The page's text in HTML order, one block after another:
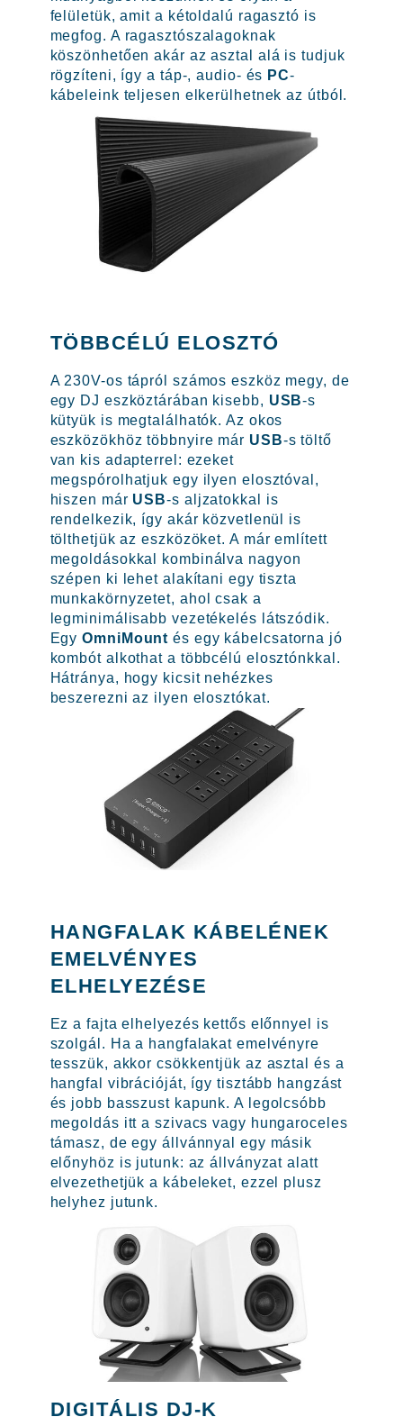
felületük, amit a kétoldalú ragasztó is
megfog. A ragasztószalagoknak
köszönhetően akár az asztal alá is tudjuk
rögzíteni, így a táp-, audio- és PC-
kábeleink teljesen elkerülhetnek az útból.
TÖBBCÉLÚ ELOSZTÓ
A 230V-os tápról számos eszköz megy, de
egy DJ eszköztárában kisebb, USB-s
kütyük is megtalálhatók. Az okos
eszközökhöz többnyire már USB-s töltő
van kis adapterrel: ezeket
megspórolhatjuk egy ilyen elosztóval,
hiszen már USB-s aljzatokkal is
rendelkezik, így akár közvetlenül is
tölthetjük az eszközöket. A már említett
megoldásokkal kombinálva nagyon
szépen ki lehet alakítani egy tiszta
munkakörnyzetet, ahol csak a
legminimálisabb vezetékelés látszódik.
EgyOmniMount és egy kábelcsatorna jó
kombót alkothat a többcélú elosztónkkal.
Hátránya, hogy kicsit nehézkes
beszerezni az ilyen elosztókat.
HANGFALAK KÁBELÉNEK
EMELVÉNYES
ELHELYEZÉSE
Ez a fajta elhelyezés kettős előnnyel is
szolgál. Ha a hangfalakat emelvényre
tesszük, akkor csökkentjük az asztal és a
hangfal vibrációját, így tisztább hangzást
és jobb basszust kapunk. A legolcsóbb
megoldás itt a szivacs vagy hungaroceles
támasz, de egy állvánnyal egy másik
előnyhöz is jutunk: az állványzat alatt
elvezethetjük a kábeleket, ezzel plusz
helyhez jutunk.
DIGITÁLIS DJ-K